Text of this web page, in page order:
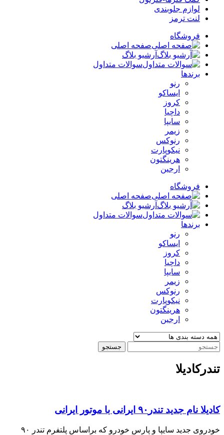
لوازم جلوبندی
لنت ترمز
فروشگاه
صفحه اصلی
آرشیو بلاگ
سوالات متداول
برندها
رنو
ایساکو
کروز
داچیا
سایپا
زیمر
رنوکس
نیکوپارت
هرینگتون
ارجین
فروشگاه
صفحه اصلی
آرشیو بلاگ
سوالات متداول
برندها
رنو
ایساکو
کروز
داچیا
سایپا
زیمر
رنوکس
نیکوپارت
هرینگتون
ارجین
جستجو
تندرکادیلا
کادیلا نام جدید تندر۹۰ ایرانی با موتور ایرانی
خودروی جدید سایپا و پارس خودرو که براساس پلتفرم تندر ۹۰